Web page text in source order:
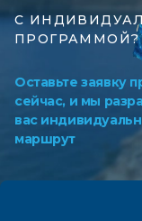
С
ПРОГРАММОЙ?
Оставьте заявку
сейчас, и мы
вас
маршрут